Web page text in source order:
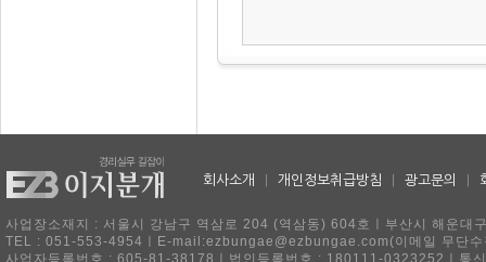
회사소개 개인정보취급방침 광고문의
사업장소재지 : 서울시 강남구 역삼로 204 (역삼동) 604호ㅣ부산시 해운
TEL : 051-553-4954ㅣE-mail:ezbungae@ezbungae.com(이메일 무단수
사업자등록번호 : 605-81-38178ㅣ법인등록번호 : 180111-0323252ㅣ통